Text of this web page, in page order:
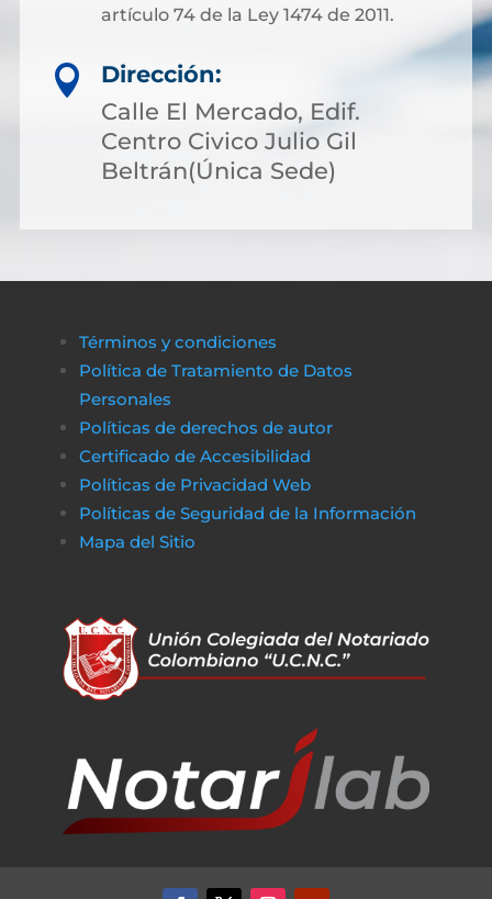
artículo 74 de la Ley 1474 de 2011.

Dirección:
Calle El Mercado, Edif.
Centro Civico Julio Gil
Beltrán(Única Sede)
Términos y condiciones
Política de Tratamiento de Datos
Personales
Políticas de derechos de autor
Certificado de Accesibilidad
Políticas de Privacidad Web
Políticas de Seguridad de la Información
Mapa del Sitio